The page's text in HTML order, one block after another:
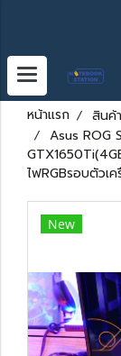
หน้าแรก สินค้
Asus ROG
ไฟRGBรอบตัวเ
New